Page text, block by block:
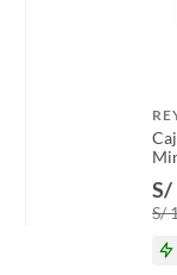
S/
S/